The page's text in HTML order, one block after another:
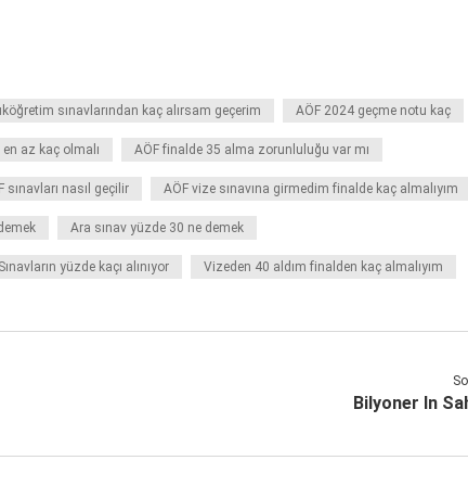
sınavlarından kaç alırsam geçerim AÖF 2024 geçme notu kaç
az kaç olmalı AÖF finalde 35 alma zorunluluğu var mı
sınavları nasıl geçilir AÖF vize sınavına girmedim finalde kaç almalıyım
Ara sınav yüzde 30 ne demek
Sınavların yüzde kaçı alınıyor Vizeden 40 aldım finalden kaç almalıyım
Bilyoner In